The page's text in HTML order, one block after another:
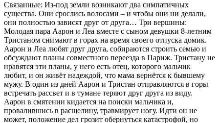
Связанные: Из-под земли возникают два симпатичных
существа. Они срослись волосами – и чтобы они ни делали,
они полностью зависят друг от друга… Три вершины:
Молодая пара Аарон и Леа вместе с сыном девушки 8-летним
Тристаном снимают в горах на время своего отпуска домик.
Аарон и Леа любят друг друга, собираются строить семью и
обсуждают планы совместного переезда в Париж. Тристану не
нравятся эти планы, у него есть отец, которого мальчик
любит, и он живёт надеждой, что мама вернётся к бывшему
мужу. В один из дней Аарон и Тристан отправляются в горы
встречать рассвет и в тумане теряют друг друга из виду.
Аарон в смятении кидается на поиски мальчика и,
провалившись в расщелину, травмирует ногу. Идти он не
может, положение дел грозит обернуться катастрофой, но